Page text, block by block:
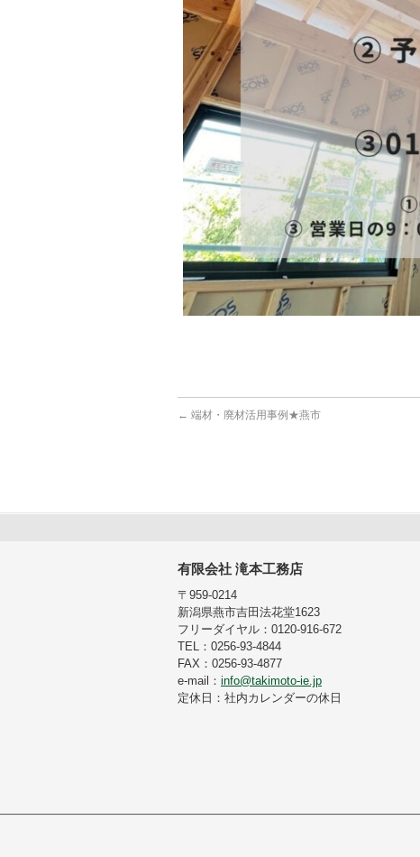
← 端材・廃材活用事例★燕市
有限会社 滝本工務店
〒959-0214
新潟県燕市吉田法花堂1623
フリーダイヤル：0120-916-672
TEL：0256-93-4844
FAX：0256-93-4877
e-mail： info@takimoto-ie.jp
定休日：社内カレンダーの休日